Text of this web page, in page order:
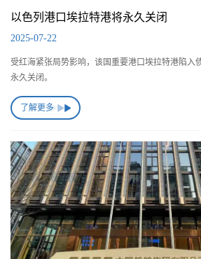
以色列港口埃拉特港将永久关闭
2025-07-22
受红海紧张局势影响，该国重要港口埃拉特港陷入
永久关闭。
了解更多